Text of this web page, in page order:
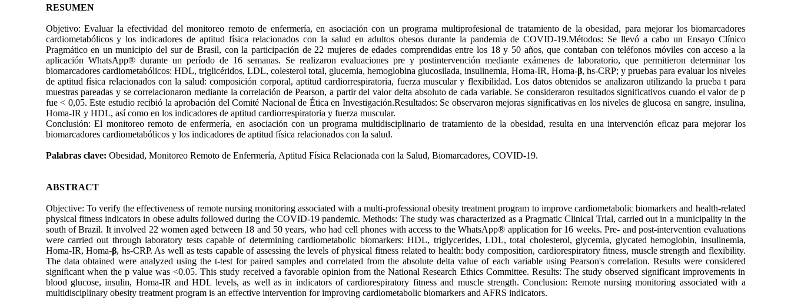
RESUMEN
Objetivo: Evaluar la efectividad del monitoreo remoto de enfermería, en asociación con un programa multiprofesional de tratamiento de la obesidad, para mejorar los biomarcadores
cardiometabólicos y los indicadores de aptitud física relacionados con la salud en adultos obesos durante la pandemia de COVID-19.Métodos: Se llevó a cabo un Ensayo Clínico
Pragmático en un municipio del sur de Brasil, con la participación de 22 mujeres de edades comprendidas entre los 18 y 50 años, que contaban con teléfonos móviles con acceso a la
aplicación WhatsApp® durante un período de 16 semanas. Se realizaron evaluaciones pre y postintervención mediante exámenes de laboratorio, que permitieron determinar los
biomarcadores cardiometabólicos: HDL, triglicéridos, LDL, colesterol total, glucemia, hemoglobina glucosilada, insulinemia, Homa-IR, Homa-β, hs-CRP; y pruebas para evaluar los niveles
de aptitud física relacionados con la salud: composición corporal, aptitud cardiorrespiratoria, fuerza muscular y flexibilidad. Los datos obtenidos se analizaron utilizando la prueba t para
muestras pareadas y se correlacionaron mediante la correlación de Pearson, a partir del valor delta absoluto de cada variable. Se consideraron resultados significativos cuando el valor de p
fue < 0,05. Este estudio recibió la aprobación del Comité Nacional de Ética en Investigación.Resultados: Se observaron mejoras significativas en los niveles de glucosa en sangre, insulina,
Homa-IR y HDL, así como en los indicadores de aptitud cardiorrespiratoria y fuerza muscular.
Conclusión: El monitoreo remoto de enfermería, en asociación con un programa multidisciplinario de tratamiento de la obesidad, resulta en una intervención eficaz para mejorar los
biomarcadores cardiometabólicos y los indicadores de aptitud física relacionados con la salud.
Palabras clave: Obesidad, Monitoreo Remoto de Enfermería, Aptitud Física Relacionada con la Salud, Biomarcadores, COVID-19.
ABSTRACT
Objective: To verify the effectiveness of remote nursing monitoring associated with a multi-professional obesity treatment program to improve cardiometabolic biomarkers and health-related
physical fitness indicators in obese adults followed during the COVID-19 pandemic. Methods: The study was characterized as a Pragmatic Clinical Trial, carried out in a municipality in the
south of Brazil. It involved 22 women aged between 18 and 50 years, who had cell phones with access to the WhatsApp® application for 16 weeks. Pre- and post-intervention evaluations
were carried out through laboratory tests capable of determining cardiometabolic biomarkers: HDL, triglycerides, LDL, total cholesterol, glycemia, glycated hemoglobin, insulinemia,
Homa-IR, Homa-β, hs-CRP. As well as tests capable of assessing the levels of physical fitness related to health: body composition, cardiorespiratory fitness, muscle strength and flexibility.
The data obtained were analyzed using the t-test for paired samples and correlated from the absolute delta value of each variable using Pearson's correlation. Results were considered
significant when the p value was <0.05. This study received a favorable opinion from the National Research Ethics Committee. Results: The study observed significant improvements in
blood glucose, insulin, Homa-IR and HDL levels, as well as in indicators of cardiorespiratory fitness and muscle strength. Conclusion: Remote nursing monitoring associated with a
multidisciplinary obesity treatment program is an effective intervention for improving cardiometabolic biomarkers and AFRS indicators.